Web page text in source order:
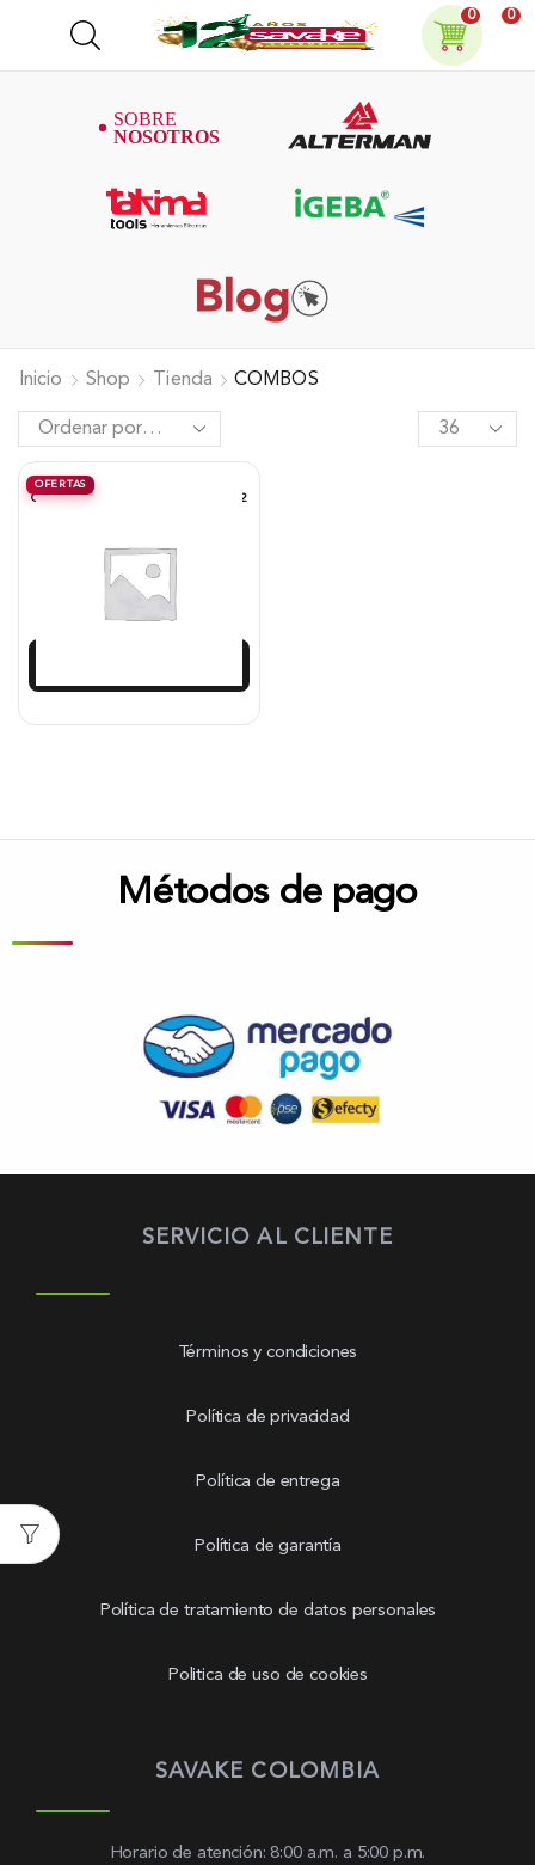
0 0
Inicio Shop Tienda COMBOS
OFERTAS
COMBO AHOYADOR ALTERMAN 52
1.256.158
1.155.666
Métodos de pago
SERVICIO AL CLIENTE
Términos y condiciones
Política de privacidad
Política de entrega
Política de garantía
Política de tratamiento de datos personales
Politica de uso de cookies
SAVAKE COLOMBIA
Horario de atención: 8:00 a.m. a 5:00 p.m.